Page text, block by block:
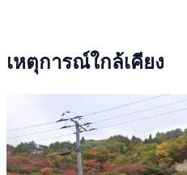
เหตุการณ์ใกล้เคียง